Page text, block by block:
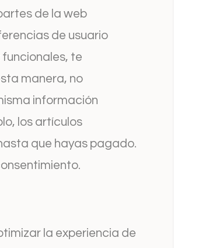
de la web
de usuario
te
manera, no
información
los artículos
que hayas pagado.
la experiencia de